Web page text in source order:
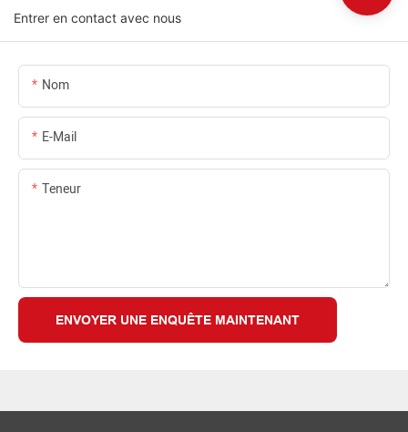
Entrer en contact avec nous
Nom
E-Mail
Teneur
ENVOYER UNE ENQUÊTE MAINTENANT